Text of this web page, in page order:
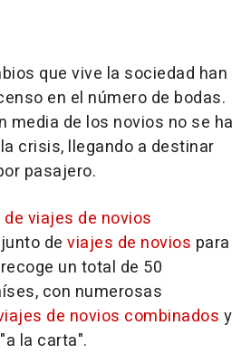
que vive la sociedad han
en el número de bodas.
media de los novios no se ha
crisis, llegando a destinar
pasajero.
viajes de novios
de viajes de novios para
un total de 50
con numerosas
de novios combinados y
la carta".